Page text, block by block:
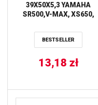
39X50X5,3 YAMAHA
SR500,V-MAX, XS650,
250/350/400/450 ATHENA
BESTSELLER
13,18 zł